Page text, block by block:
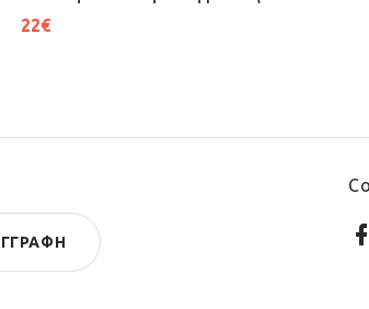
22€